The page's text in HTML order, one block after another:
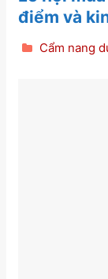
điểm và
Cẩm nang